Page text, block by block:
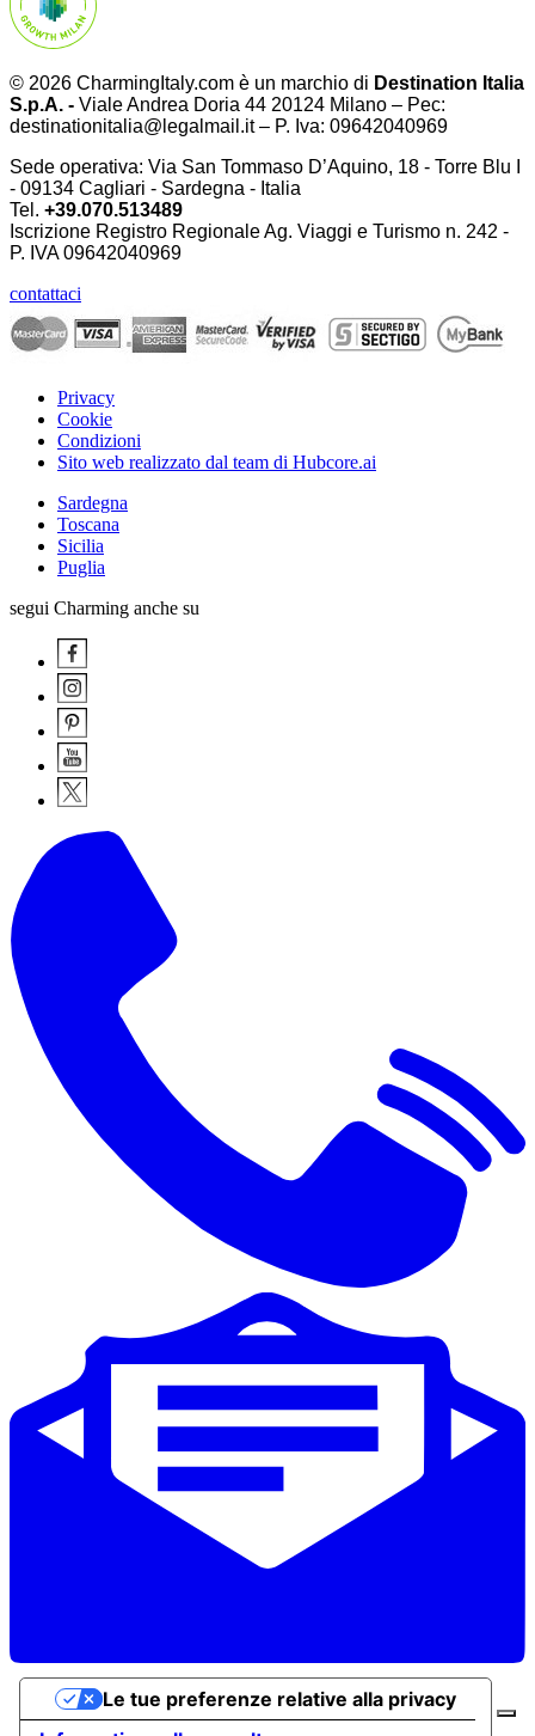
© 2026 CharmingItaly.com è un marchio di Destination Italia
S.p.A. - Viale Andrea Doria 44 20124 Milano – Pec:
destinationitalia@legalmail.it – P. Iva: 09642040969
Sede operativa: Via San Tommaso D’Aquino, 18 - Torre Blu I
- 09134 Cagliari - Sardegna - Italia
Tel. +39.070.513489
Iscrizione Registro Regionale Ag. Viaggi e Turismo n. 242 -
P. IVA09642040969
contattaci
Privacy
Cookie
Condizioni
Sito web realizzato dal team di Hubcore.ai
Sardegna
Toscana
Sicilia
Puglia
segui Charming anche su
Le tue preferenze relative alla privacy